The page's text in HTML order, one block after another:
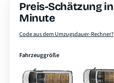
Preis-Schätzung
Minute
Code aus dem Umzugsdauer-Rechner?
Fahrzeuggröße